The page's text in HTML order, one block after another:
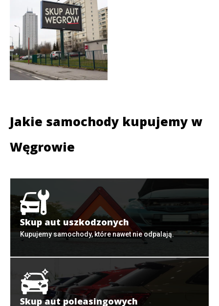
Jakie samochody kupujemy w
Węgrowie
Skup aut uszkodzonych
Kupujemy samochody, które nawet nie odpalają.
Skup aut poleasingowych